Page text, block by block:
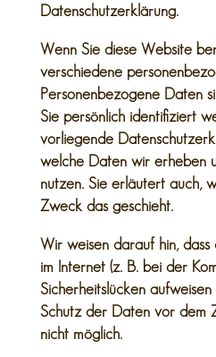
Datenschutzerklärung.
Wenn Sie diese Website
verschiedene
Personenbezogene Daten
Sie persönlich identifiziert
vorliegende
welche Daten wir erheben
nutzen. Sie erläutert auch,
Zweck das geschieht.
Wir weisen darauf hin,
im Internet (z. B. bei der
Sicherheitslücken
Schutz der Daten vor dem
nicht möglich.